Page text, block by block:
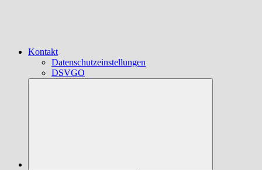
Kontakt
Datenschutzeinstellungen
DSVGO